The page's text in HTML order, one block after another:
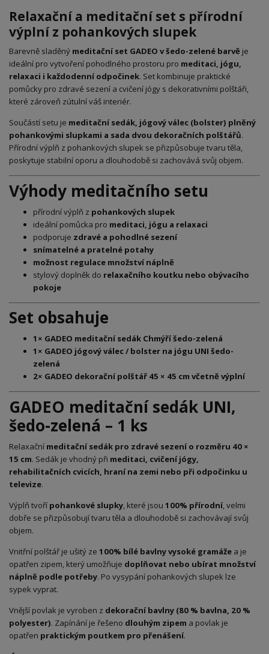
Relaxační a meditační set s přírodní
výplní z pohankových slupek
Barevně sladěný meditační set GADEO v šedo-zelené barvě je
ideální pro vytvoření pohodlného prostoru pro meditaci, jógu,
relaxaci i každodenní odpočinek. Set kombinuje praktické
pomůcky pro zdravé sezení a cvičení jógy s dekorativními polštáři,
které zároveň zútulní váš interiér.
Součástí setu je meditační sedák, jógový válec (bolster) plněný
pohankovými slupkami a sada dvou dekoračních polštářů.
Přírodní výplň z pohankových slupek se přizpůsobuje tvaru těla,
poskytuje stabilní oporu a dlouhodobě si zachovává svůj objem.
Výhody meditačního setu
přírodní výplň z pohankových slupek
ideální pomůcka pro meditaci, jógu a relaxaci
podporuje zdravé a pohodlné sezení
snímatelné a pratelné potahy
možnost regulace množství náplně
stylový doplněk do relaxačního koutku nebo obývacího
pokoje
Set obsahuje
1× GADEO meditační sedák Chmýří šedo-zelená
1× GADEO jógový válec / bolster na jógu UNI šedo-
zelená
2× GADEO dekorační polštář 45 × 45 cm včetně výplní
GADEO meditační sedák UNI,
šedo-zelená – 1 ks
Relaxační meditační sedák pro zdravé sezení o rozměru 40 ×
15 cm. Sedák je vhodný při meditaci, cvičení jógy,
rehabilitačních cvicích, hraní na zemi nebo při odpočinku u
televize.
Výplň tvoří pohankové slupky , které jsou 100% přírodní, velmi
dobře se přizpůsobují tvaru těla a dlouhodobě si zachovávají svůj
objem.
Vnitřní polštář je ušitý ze 100% bílé bavlny vysoké gramáže a je
opatřen zipem, který umožňuje doplňovat nebo ubírat množství
náplně podle potřeby. Po vysypání pohankových slupek lze
sypek vyprat.
Vnější povlak je vyroben z dekorační bavlny (80 % bavlna, 20 %
polyester). Zapínání je řešeno dlouhým zipem a povlak je
opatřen praktickým poutkem pro přenášení.